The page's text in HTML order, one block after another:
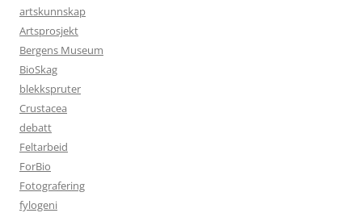
artskunnskap
Artsprosjekt
Bergens Museum
BioSkag
blekkspruter
Crustacea
debatt
Feltarbeid
ForBio
Fotografering
fylogeni